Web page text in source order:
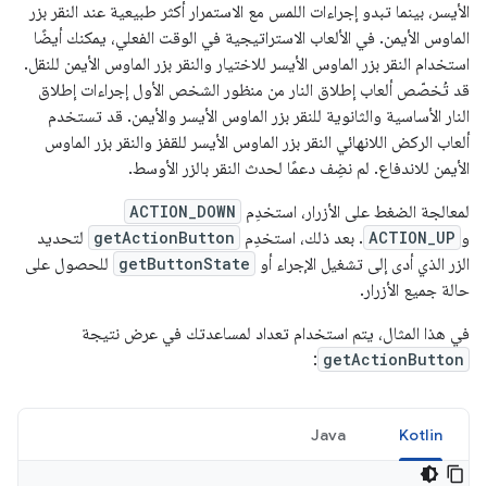
الأيسر، بينما تبدو إجراءات اللمس مع الاستمرار أكثر طبيعية عند النقر بزر
الماوس الأيمن. في الألعاب الاستراتيجية في الوقت الفعلي، يمكنك أيضًا
استخدام النقر بزر الماوس الأيسر للاختيار والنقر بزر الماوس الأيمن للنقل.
قد تُخصّص ألعاب إطلاق النار من منظور الشخص الأول إجراءات إطلاق
النار الأساسية والثانوية للنقر بزر الماوس الأيسر والأيمن. قد تستخدم
ألعاب الركض اللانهائي النقر بزر الماوس الأيسر للقفز والنقر بزر الماوس
الأيمن للاندفاع. لم نضِف دعمًا لحدث النقر بالزر الأوسط.
لمعالجة الضغط على الأزرار، استخدِم ACTION_DOWN
و ACTION_UP . بعد ذلك، استخدِم getActionButton لتحديد
الزر الذي أدى إلى تشغيل الإجراء أو
getButtonState للحصول على
حالة جميع الأزرار.
في هذا المثال، يتم استخدام تعداد لمساعدتك في عرض نتيجة
getActionButton
:
Kotlin
Java